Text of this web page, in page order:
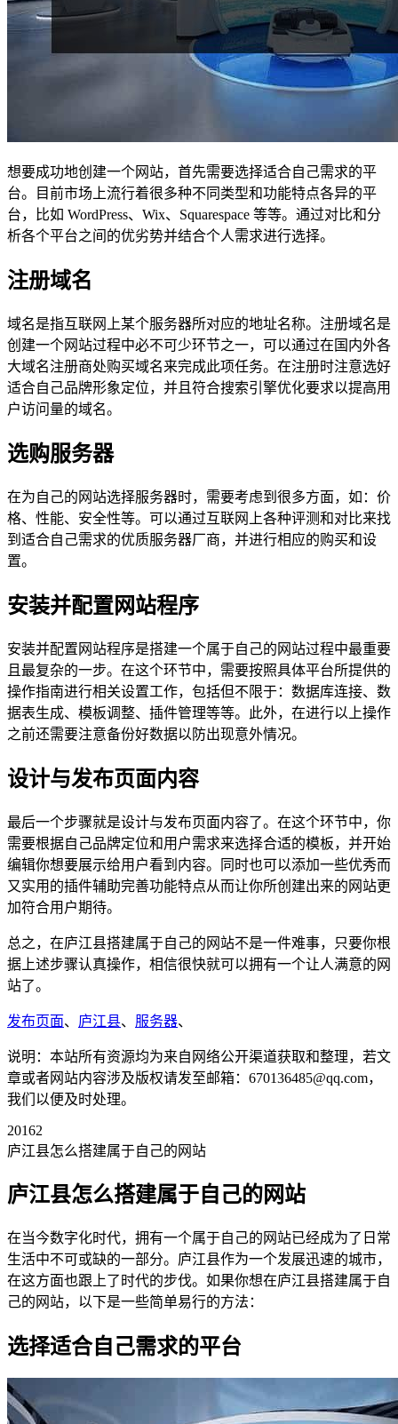
想要成功地创建一个网站，首先需要选择适合自己需求的平
台。目前市场上流行着很多种不同类型和功能特点各异的平
台，比如 WordPress、Wix、Squarespace 等等。通过对比和分
析各个平台之间的优劣势并结合个人需求进行选择。
注册域名
域名是指互联网上某个服务器所对应的地址名称。注册域名是
创建一个网站过程中必不可少环节之一，可以通过在国内外各
大域名注册商处购买域名来完成此项任务。在注册时注意选好
适合自己品牌形象定位，并且符合搜索引擎优化要求以提高用
户访问量的域名。
选购服务器
在为自己的网站选择服务器时，需要考虑到很多方面，如：价
格、性能、安全性等。可以通过互联网上各种评测和对比来找
到适合自己需求的优质服务器厂商，并进行相应的购买和设
置。
安装并配置网站程序
安装并配置网站程序是搭建一个属于自己的网站过程中最重要
且最复杂的一步。在这个环节中，需要按照具体平台所提供的
操作指南进行相关设置工作，包括但不限于：数据库连接、数
据表生成、模板调整、插件管理等等。此外，在进行以上操作
之前还需要注意备份好数据以防出现意外情况。
设计与发布页面内容
最后一个步骤就是设计与发布页面内容了。在这个环节中，你
需要根据自己品牌定位和用户需求来选择合适的模板，并开始
编辑你想要展示给用户看到内容。同时也可以添加一些优秀而
又实用的插件辅助完善功能特点从而让你所创建出来的网站更
加符合用户期待。
总之，在庐江县搭建属于自己的网站不是一件难事，只要你根
据上述步骤认真操作，相信很快就可以拥有一个让人满意的网
站了。
发布页面、 庐江县、 服务器、
说明：本站所有资源均为来自网络公开渠道获取和整理，若文
章或者网站内容涉及版权请发至邮箱：670136485@qq.com，
我们以便及时处理。
20162
庐江县怎么搭建属于自己的网站
庐江县怎么搭建属于自己的网站
在当今数字化时代，拥有一个属于自己的网站已经成为了日常
生活中不可或缺的一部分。庐江县作为一个发展迅速的城市，
在这方面也跟上了时代的步伐。如果你想在庐江县搭建属于自
己的网站，以下是一些简单易行的方法：
选择适合自己需求的平台